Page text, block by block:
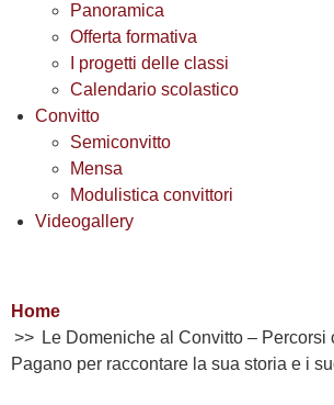
Panoramica
Offerta formativa
I progetti delle classi
Calendario scolastico
Convitto
Semiconvitto
Mensa
Modulistica convittori
Videogallery
Home
Le Domeniche al Convitto – Percorsi
Pagano per raccontare la sua storia e i